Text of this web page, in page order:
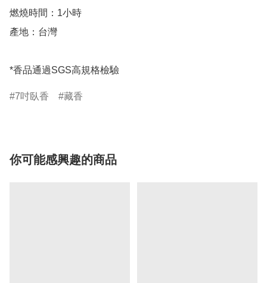
燃燒時間：1小時
產地：台灣
*香品通過SGS高規格檢驗
7吋臥香 藏香
你可能感興趣的商品